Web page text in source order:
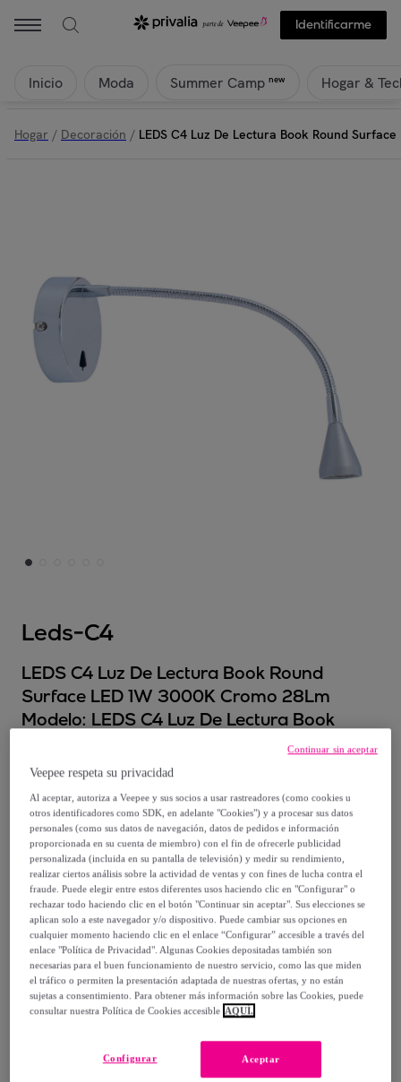
Identificarme
Inicio Moda Summer Camp new Hogar &
Hogar / Decoración / LEDS C4 Luz De Lectura Book Round
Leds-C4
LEDS C4 Luz De Lectura Book Round
Surface LED 1W 3000K Cromo 28Lm
Modelo: LEDS C4 Luz De Lectura Book
Round Surface LED 1W 3000K Cromo
28Lm
35,99 €
50,00 €
-28%
Posible recogida de tu antiguo producto,ver condiciones
Veepee respeta su privacidad
Al aceptar, autoriza a Veepee y sus socios a usar rastreadores (como cookies u
otros identificadores como SDK, en adelante "Cookies") y a procesar sus datos
personales (como sus datos de navegación, datos de pedidos e información
proporcionada en su cuenta de miembro) con el fin de ofrecerle publicidad
personalizada (incluida en su pantalla de televisión) y medir su rendimiento,
realizar ciertos análisis sobre la actividad de ventas y con fines de lucha contra el
fraude. Puede elegir entre estos diferentes usos haciendo clic en "Configurar" o
rechazar todo haciendo clic en el botón "Continuar sin aceptar". Sus elecciones se
aplican solo a este navegador y/o dispositivo. Puede cambiar sus opciones en
cualquier momento haciendo clic en el enlace “Configurar” accesible a través del
enlace "Política de Privacidad". Algunas Cookies depositadas también son
necesarias para el buen funcionamiento de nuestro servicio, como las que miden
el tráfico o permiten la presentación adaptada de nuestras ofertas, y no están
sujetas a consentimiento. Para obtener más información sobre las Cookies, puede
consultar nuestra Política de Cookies accesible AQUÍ.
Aceptar
Configurar
Continuar sin aceptar